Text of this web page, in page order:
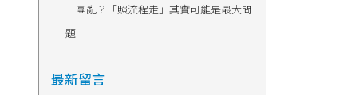
一團亂？「照流程走」其實可能是最大問
題
最新留言